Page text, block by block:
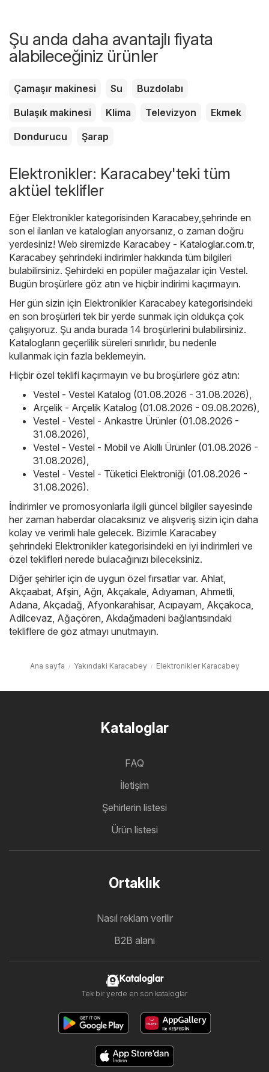
Şu anda daha avantajlı fiyata
alabileceğiniz ürünler
Çamaşır makinesi Su
Buzdolabı
Bulaşık makinesi
Klima Televizyon
Ekmek
Dondurucu
Şarap
Elektronikler: Karacabey'teki tüm
aktüel teklifler
Eğer Elektronikler kategorisinden Karacabey,şehrinde en
son el ilanları ve katalogları arıyorsanız, o zaman doğru
yerdesiniz! Web siremizde Karacabey - Kataloglar.com.tr,
Karacabey şehrindeki indirimler hakkında tüm bilgileri
bulabilirsiniz. Şehirdeki en popüler mağazalar için Vestel.
Bugün broşürlere göz atın ve hiçbir indirimi kaçırmayın.
Her gün sizin için Elektronikler Karacabey kategorisindeki
en son broşürleri tek bir yerde sunmak için oldukça çok
çalışıyoruz. Şu anda burada 14 broşürlerini bulabilirsiniz.
Katalogların geçerlilik süreleri sınırlıdır, bu nedenle
kullanmak için fazla beklemeyin.
Hiçbir özel teklifi kaçırmayın ve bu broşürlere göz atın:
Vestel - Vestel Katalog (01.08.2026 - 31.08.2026),
Arçelik - Arçelik Katalog (01.08.2026 - 09.08.2026),
Vestel - Vestel - Ankastre Ürünler (01.08.2026 -
31.08.2026),
Vestel - Vestel - Mobil ve Akıllı Ürünler (01.08.2026 -
31.08.2026),
Vestel - Vestel - Tüketici Elektroniği (01.08.2026 -
31.08.2026).
İndirimler ve promosyonlarla ilgili güncel bilgiler sayesinde
her zaman haberdar olacaksınız ve alışveriş sizin için daha
kolay ve verimli hale gelecek. Bizimle Karacabey
şehrindeki Elektronikler kategorisindeki en iyi indirimleri ve
özel teklifleri nerede bulacağınızı bileceksiniz.
Diğer şehirler için de uygun özel fırsatlar var. Ahlat,
Akçaabat, Afşin, Ağrı, Akçakale, Adıyaman, Ahmetli,
Adana, Akçadağ, Afyonkarahisar, Acıpayam, Akçakoca,
Adilcevaz, Ağaçören, Akdağmadeni bağlantısındaki
tekliflere de göz atmayı unutmayın.
Ana sayfa Yakındaki Karacabey Elektronikler Karacabey
Kataloglar
FAQ
İletişim
Şehirlerin listesi
Ürün listesi
Ortaklık
Nasıl reklam verilir
B2B alanı
Kataloglar
Tek bir yerde en son kataloglar